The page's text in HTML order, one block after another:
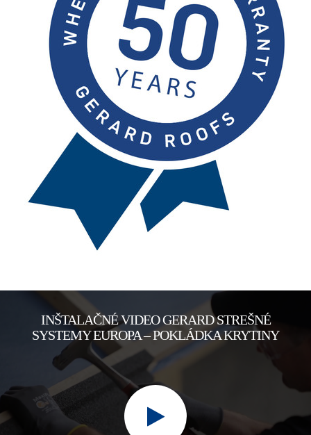
INŠTALAČNÉ VIDEO GERARD STREŠNÉ
SYSTEMY EUROPA – POKLÁDKA KRYTINY